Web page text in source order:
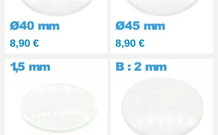
8,90 € 8,90 €